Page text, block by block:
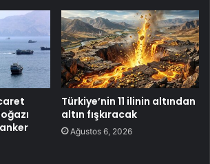
Türkiye’nin 11 ilinin altından
altın fışkıracak
Ağustos 6, 2026